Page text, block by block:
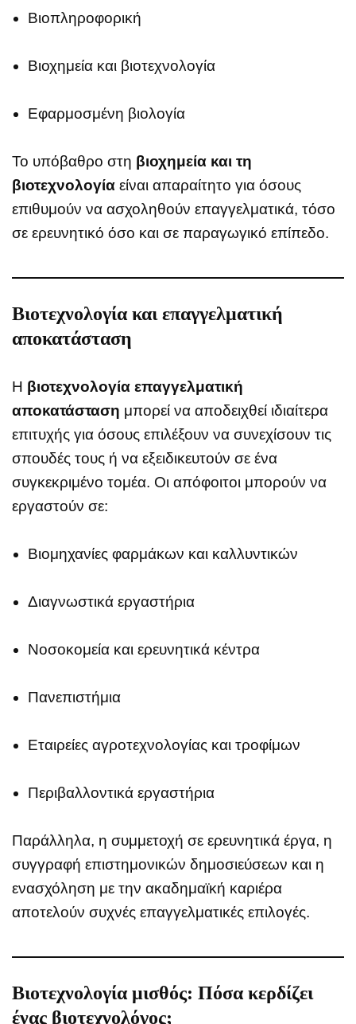
Βιοπληροφορική
Βιοχημεία και βιοτεχνολογία
Εφαρμοσμένη βιολογία
Το υπόβαθρο στη βιοχημεία και τη
βιοτεχνολογία είναι απαραίτητο για όσους
επιθυμούν να ασχοληθούν επαγγελματικά, τόσο
σε ερευνητικό όσο και σε παραγωγικό επίπεδο.
Βιοτεχνολογία και επαγγελματική
αποκατάσταση
Η βιοτεχνολογία επαγγελματική
αποκατάσταση μπορεί να αποδειχθεί ιδιαίτερα
επιτυχής για όσους επιλέξουν να συνεχίσουν τις
σπουδές τους ή να εξειδικευτούν σε ένα
συγκεκριμένο τομέα. Οι απόφοιτοι μπορούν να
εργαστούν σε:
Βιομηχανίες φαρμάκων και καλλυντικών
Διαγνωστικά εργαστήρια
Νοσοκομεία και ερευνητικά κέντρα
Πανεπιστήμια
Εταιρείες αγροτεχνολογίας και τροφίμων
Περιβαλλοντικά εργαστήρια
Παράλληλα, η συμμετοχή σε ερευνητικά έργα, η
συγγραφή επιστημονικών δημοσιεύσεων και η
ενασχόληση με την ακαδημαϊκή καριέρα
αποτελούν συχνές επαγγελματικές επιλογές.
Βιοτεχνολογία μισθός: Πόσα κερδίζει
ένας βιοτεχνολόγος;